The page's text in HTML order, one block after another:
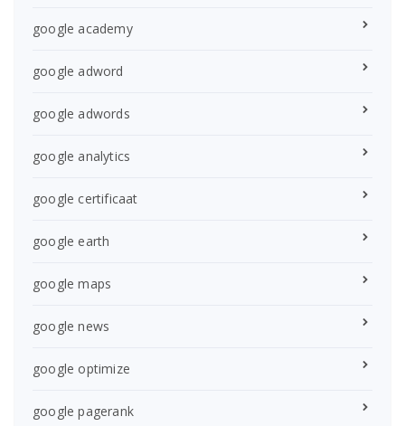
google academy
google adword
google adwords
google analytics
google certificaat
google earth
google maps
google news
google optimize
google pagerank